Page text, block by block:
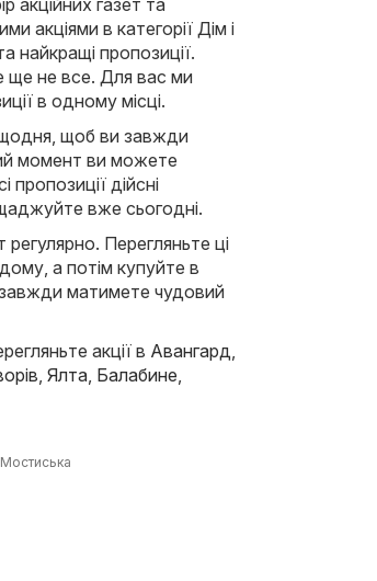
акційних газет та
акціями в категорії Дім і
найкращі пропозиції.
ще не все. Для вас ми
в одному місці.
щодня, щоб ви завжди
момент ви можете
пропозиції дійсні
вже сьогодні.
регулярно. Перегляньте ці
а потім купуйте в
матимете чудовий
акції в Авангард,
, Ялта, Балабине,